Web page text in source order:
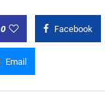
0 Facebook
Email